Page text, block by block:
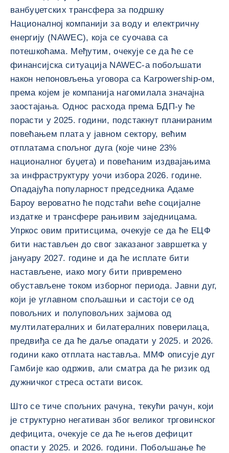
ванбуџетских трансфера за подршку
Националној компанији за воду и електричну
енергију (NAWEC), која се суочава са
потешкоћама. Међутим, очекује се да ће се
финансијска ситуација NAWEC-а побољшати
након непоновљења уговора са Karpowership-ом,
према којем је компанија нагомилала значајна
заостајања. Однос расхода према БДП-у ће
порасти у 2025. години, подстакнут планираним
повећањем плата у јавном сектору, већим
отплатама спољног дуга (које чине 23%
националног буџета) и повећаним издвајањима
за инфраструктуру уочи избора 2026. године.
Опадајућа популарност председника Адаме
Бароу вероватно ће подстаћи веће социјалне
издатке и трансфере рањивим заједницама.
Упркос овим притисцима, очекује се да ће ЕЦФ
бити настављен до свог заказаног завршетка у
јануару 2027. године и да ће исплате бити
настављене, иако могу бити привремено
обустављене током изборног периода. Јавни дуг,
који је углавном спољашњи и састоји се од
повољних и полуповољних зајмова од
мултилатералних и билатералних поверилаца,
предвиђа се да ће даље опадати у 2025. и 2026.
години како отплата наставља. ММФ описује дуг
Гамбије као одржив, али сматра да ће ризик од
дужничког стреса остати висок.
Што се тиче спољних рачуна, текући рачун, који
је структурно негативан због великог трговинског
дефицита, очекује се да ће његов дефицит
опасти у 2025. и 2026. години. Побољшање ће